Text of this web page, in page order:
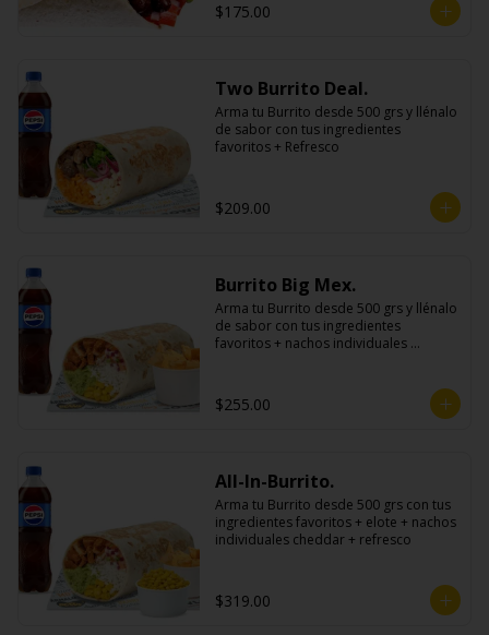
$175.00
Two Burrito Deal.
Arma tu Burrito desde 500 grs y llénalo
de sabor con tus ingredientes
favoritos + Refresco
$209.00
Burrito Big Mex.
Arma tu Burrito desde 500 grs y llénalo
de sabor con tus ingredientes
favoritos + nachos individuales
$255.00
All-In-Burrito.
Arma tu Burrito desde 500 grs con tus
ingredientes favoritos + elote + nachos
individuales cheddar + refresco
$319.00